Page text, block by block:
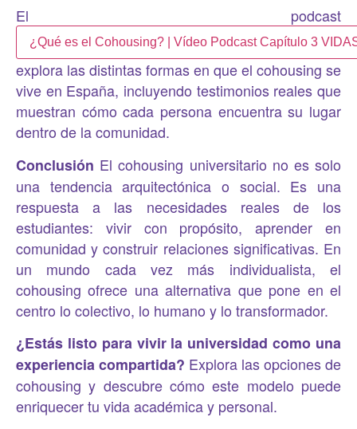
El podcast
¿Qué es el Cohousing? | Vídeo Podcast Capítulo 3
explora las distintas formas en que el cohousing se
vive en España, incluyendo testimonios reales que
muestran cómo cada persona encuentra su lugar
dentro de la comunidad.
Conclusión El cohousing universitario no es solo
una tendencia arquitectónica o social. Es una
respuesta a las necesidades reales de los
estudiantes: vivir con propósito, aprender en
comunidad y construir relaciones significativas. En
un mundo cada vez más individualista, el
cohousing ofrece una alternativa que pone en el
centro lo colectivo, lo humano y lo transformador.
¿Estás listo para vivir la universidad como una
experiencia compartida? Explora las opciones de
cohousing y descubre cómo este modelo puede
enriquecer tu vida académica y personal.